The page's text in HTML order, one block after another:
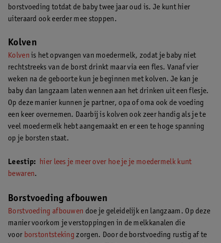
borstvoeding totdat de baby twee jaar oud is. Je kunt hier
uiteraard ook eerder mee stoppen.
Kolven
Kolven is het opvangen van moedermelk, zodat je baby niet
rechtstreeks van de borst drinkt maar via een fles. Vanaf vier
weken na de geboorte kun je beginnen met kolven. Je kan je
baby dan langzaam laten wennen aan het drinken uit een flesje.
Op deze manier kunnen je partner, opa of oma ook de voeding
een keer overnemen. Daarbij is kolven ook zeer handig als je te
veel moedermelk hebt aangemaakt en er een te hoge spanning
op je borsten staat.
Leestip:
hier lees je meer over hoe je je moedermelk kunt
bewaren.
Borstvoeding afbouwen
Borstvoeding afbouwen doe je geleidelijk en langzaam. Op deze
manier voorkom je verstoppingen in de melkkanalen die
voor borstontsteking zorgen. Door de borstvoeding rustig af te